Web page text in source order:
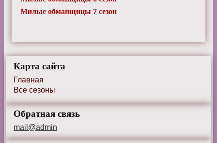
Милые обманщицы 7 сезон
Карта сайта
Главная
Все сезоны
Обратная связь
mail@admin